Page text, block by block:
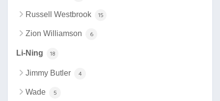
Russell Westbrook 15
Zion Williamson 6
Li-Ning 18
Jimmy Butler 4
Wade 5